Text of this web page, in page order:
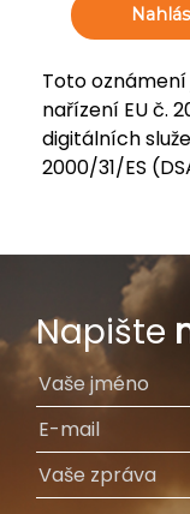
Toto oznámení
nařízení EU č.
digitálních
2000/31/ES
Napište